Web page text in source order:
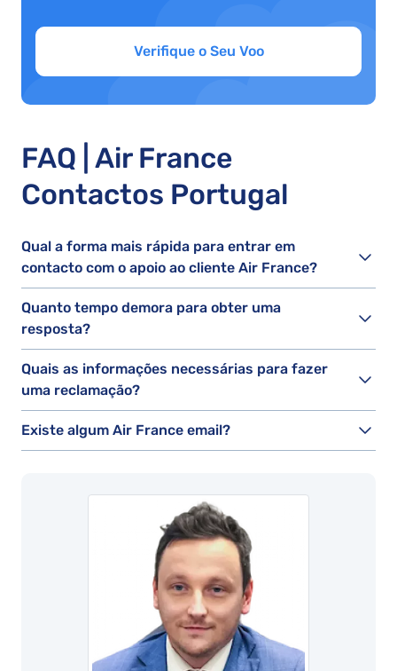
Verifique o Seu Voo
FAQ | Air France
Contactos Portugal
Qual a forma mais rápida para entrar em
contacto com o apoio ao cliente Air France?
Quanto tempo demora para obter uma
resposta?
Quais as informações necessárias para fazer
uma reclamação?
Existe algum Air France email?